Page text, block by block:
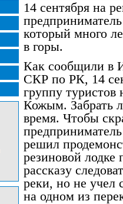
14 сентября на
который много
в горы.
Как сообщили в
СКР по РК, 14
группу туристов
Кожым. Забрать
время. Чтобы
решил
резиновой
рассказу
реки, но не учел
на одном из